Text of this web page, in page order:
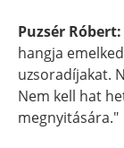
Puzsér Róbert:
hangja
uzsoradíjakat.
Nem kell hat
megnyitására."